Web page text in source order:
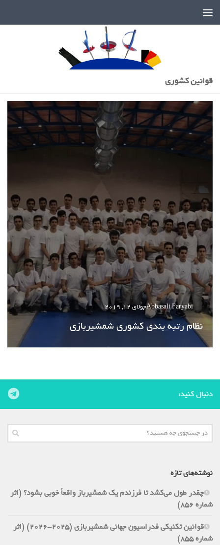
قوانین کشوری
Abbasali Faryabiجولای 12, 2019
نظام رتبه بندی کشوری شمشیربازی
دنبال کنید:
نوشته‌های تازه
چقدر طول می‌کشد تا فرزندم یک شمشیرباز واقعاً خوبی بشود؟ (اثر
شماره 856)
قوانین تکنیکی فدراسیون جهانی شمشیربازی (2025-2026) (اثر
شماره 855)